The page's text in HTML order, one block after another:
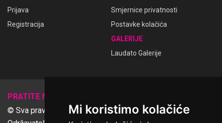
Mi koristimo kolačiće
Prijava
Registracija
Smjernice privatnosti
Postavke kolačića
GALERIJE
Laudato Galerije
PRATITE NAS
© Sva prava pridržana Udruga Ime dobrote